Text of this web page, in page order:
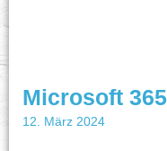
Microsoft
12. März 2024